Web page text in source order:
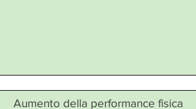
Aumento della performance fisica